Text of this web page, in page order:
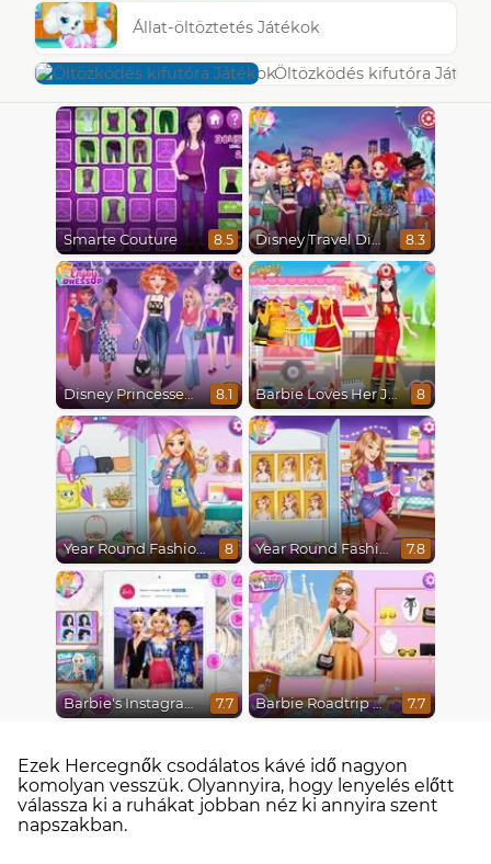
Állat-öltöztetés Játékok
Öltözködés kifutóra
Smarte Couture 8.5 Disney Travel Diaries: City Break 8.3
Disney Princesses Runway Show 8.1 Barbie Loves Her Job 8
Year Round Fashionista Rapunzel 8 Year Round Fashionista Belle 7.8
Barbie's Instagram Life 7.7 Barbie Roadtrip Adventure 7.7
Ezek Hercegnők csodálatos kávé idő nagyon
komolyan vesszük. Olyannyira, hogy lenyelés előtt
válassza ki a ruhákat jobban néz ki annyira szent
napszakban.